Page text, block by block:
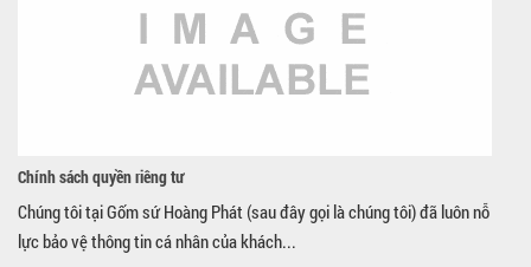
Chính sách quyền riêng tư
Chúng tôi tại Gốm sứ Hoàng Phát (sau đây gọi là chúng tôi) đã luôn nỗ
lực bảo vệ thông tin cá nhân của khách...